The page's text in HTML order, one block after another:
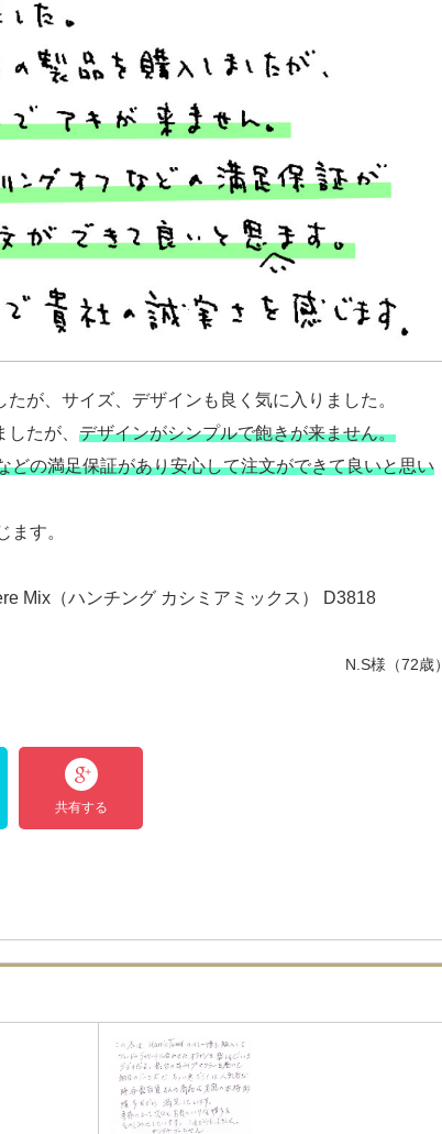
が、サイズ、デザインも良く気に入りました。
たが、 デザインがシンプルで飽きが来ません。
どの満足保証があり安心して注文ができて良いと思い
ます。
Mix（ハンチング カシミアミックス） D3818
N.S様（72歳）
共有する